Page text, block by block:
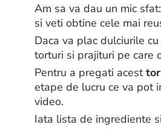
Am sa va dau un mic
si veti obtine cele mai
Daca va plac dulciurile
torturi si prajituri pe care
Pentru a pregati acest
etape de lucru ce va pot
video.
Iata lista de ingrediente